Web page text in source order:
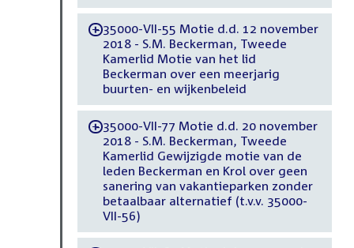
-35000-VII-55 Motie d.d. 12 november
2018 - S.M. Beckerman, Tweede
Kamerlid Motie van het lid
Beckerman over een meerjarig
buurten- en wijkenbeleid
-35000-VII-77 Motie d.d. 20 november
2018 - S.M. Beckerman, Tweede
Kamerlid Gewijzigde motie van de
leden Beckerman en Krol over geen
sanering van vakantieparken zonder
betaalbaar alternatief (t.v.v. 35000-
VII-56)